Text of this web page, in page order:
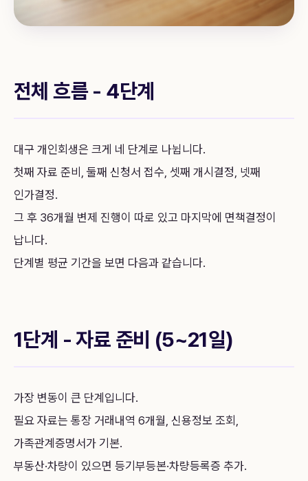
전체 흐름 - 4단계
대구 개인회생은 크게 네 단계로 나뉩니다.
첫째 자료 준비, 둘째 신청서 접수, 셋째 개시결정, 넷째
인가결정.
그 후 36개월 변제 진행이 따로 있고 마지막에 면책결정이
납니다.
단계별 평균 기간을 보면 다음과 같습니다.
1단계 - 자료 준비 (5~21일)
가장 변동이 큰 단계입니다.
필요 자료는 통장 거래내역 6개월, 신용정보 조회,
가족관계증명서가 기본.
부동산·차량이 있으면 등기부등본·차량등록증 추가.